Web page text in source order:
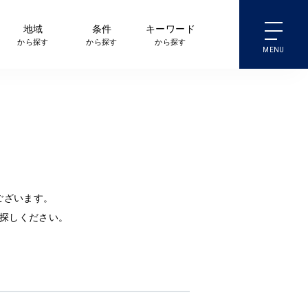
地域
から探す
条件
から探す
キーワード
から探す
います。
しください。